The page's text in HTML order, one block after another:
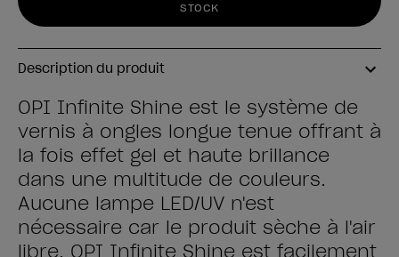
STOCK
Description du produit
OPI Infinite Shine est le système de
vernis à ongles longue tenue offrant à
la fois effet gel et haute brillance
dans une multitude de couleurs.
Aucune lampe LED/UV n'est
nécessaire car le produit sèche à l'air
libre. OPI Infinite Shine est facilement